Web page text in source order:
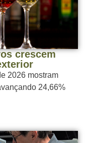
crescem
2026 mostram
24,66%